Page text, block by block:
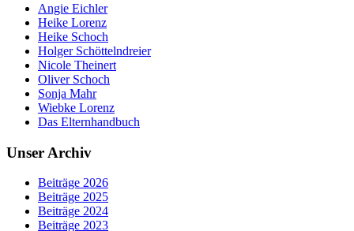
Angie Eichler
Heike Lorenz
Heike Schoch
Holger Schöttelndreier
Nicole Theinert
Oliver Schoch
Sonja Mahr
Wiebke Lorenz
Das Elternhandbuch
Unser Archiv
Beiträge 2026
Beiträge 2025
Beiträge 2024
Beiträge 2023